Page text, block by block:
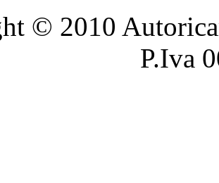
© 2010
P.Iva